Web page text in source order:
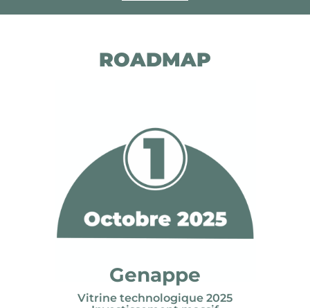
ROADMAP
Genappe
Vitrine technologique 2025